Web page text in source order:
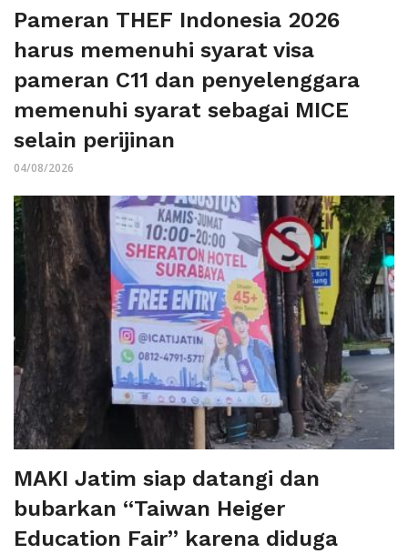
Pameran THEF Indonesia 2026
harus memenuhi syarat visa
pameran C11 dan penyelenggara
memenuhi syarat sebagai MICE
selain perijinan
04/08/2026
MAKI Jatim siap datangi dan
bubarkan “Taiwan Heiger
Education Fair” karena diduga